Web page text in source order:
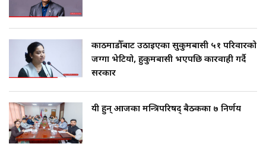
काठमाडौँबाट उठाइएका सुकुमबासी ५१ परिवारको
जग्गा भेटियो, हुकुमबासी भएपछि कारवाही गर्दै
सरकार
यी हुन् आजका मन्त्रिपरिषद् बैठकका ७ निर्णय